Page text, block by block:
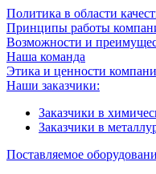
Политика в области
Принципы работы
Возможности и
Наша команда
Этика и ценности
Наши заказчики:
Заказчики в
Заказчики в
Поставляемое